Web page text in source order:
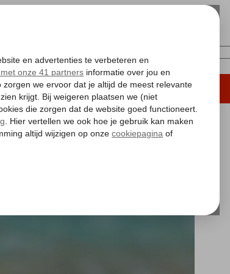
Geen
resultaten
Hoteltips Vakantie boeken
het!